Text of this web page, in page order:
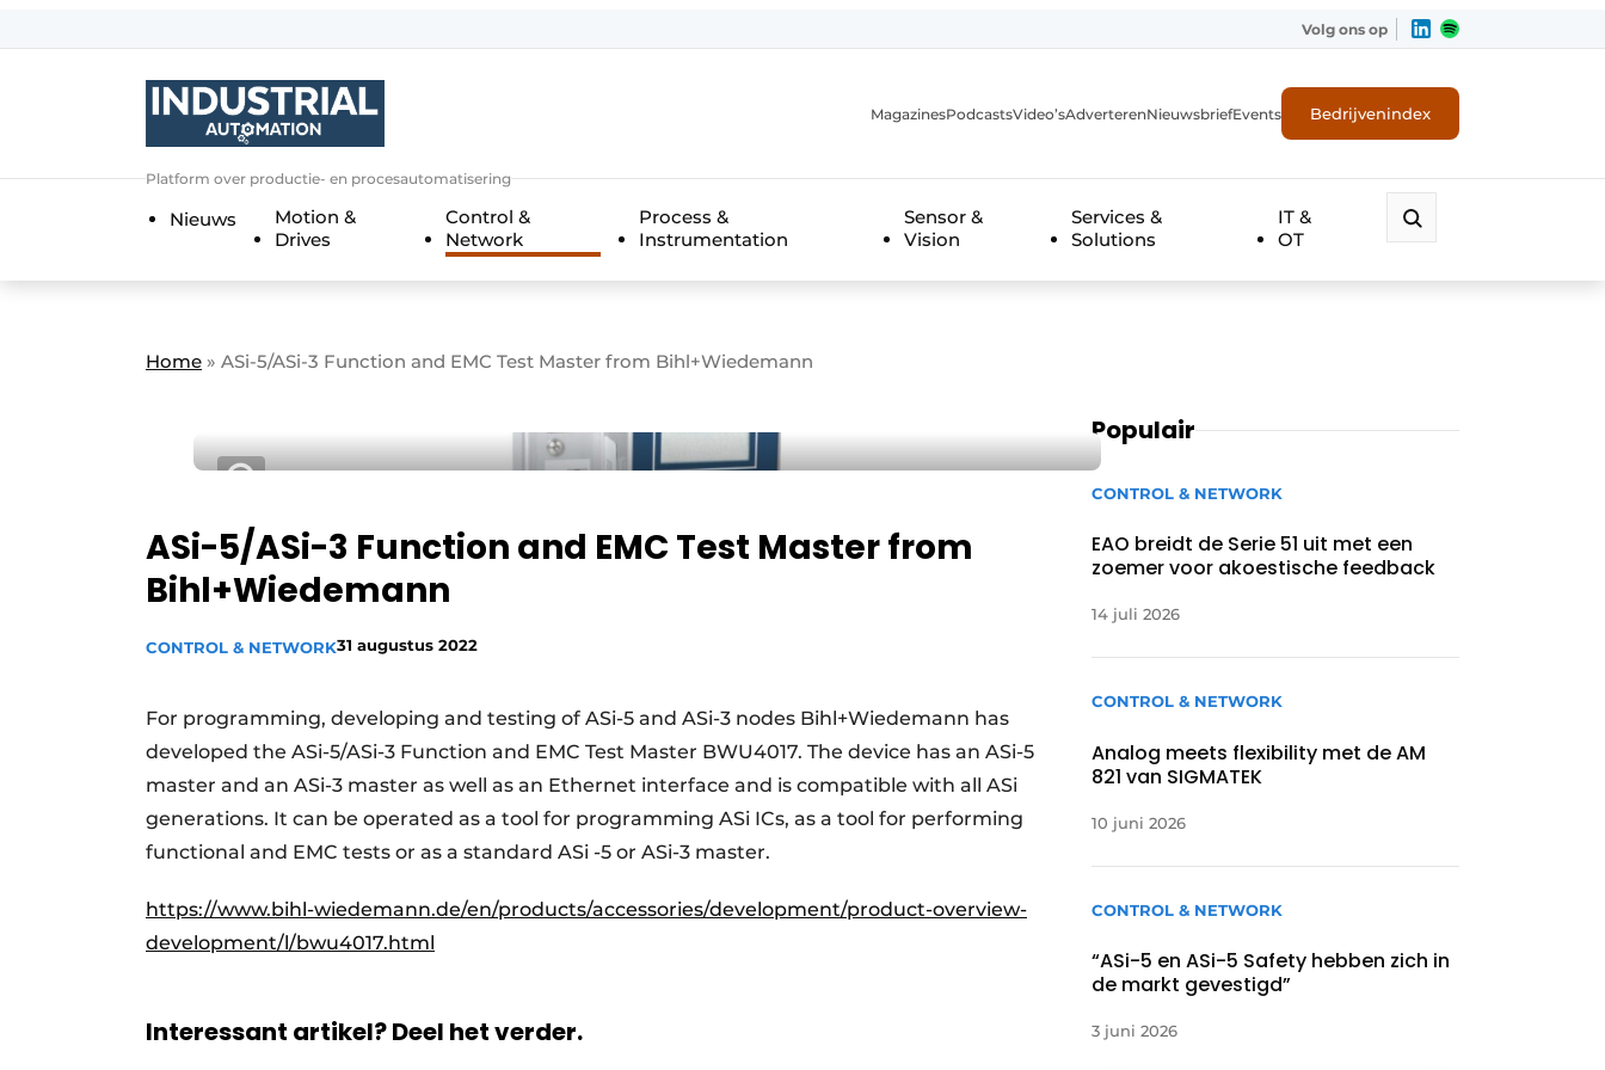
Algemene voorwaarden
Contact
Direct contact
Evenement aanmelden
Meest gelezen
Privacy / Cookie statement
Vacature aanmelden
Vacatures
Volg ons op
Platform over productie- en procesautomatisering
MagazinesPodcastsVideo’sAdverterenNieuwsbriefEvents Bedrijvenindex
Nieuws
Motion &
Drives
Control &
Network
Process &
Instrumentation
Sensor &
Vision
Services &
Solutions
IT &
OT
Home » ASi-5/ASi-3 Function and EMC Test Master from Bihl+Wiedemann
ASi-5/ASi-3 Function and EMC Test Master from
Bihl+Wiedemann
CONTROL & NETWORK31 augustus 2022
For programming, developing and testing of ASi-5 and ASi-3 nodes Bihl+Wiedemann has
developed the ASi-5/ASi-3 Function and EMC Test Master BWU4017. The device has an ASi-5
master and an ASi-3 master as well as an Ethernet interface and is compatible with all ASi
generations. It can be operated as a tool for programming ASi ICs, as a tool for performing
functional and EMC tests or as a standard ASi -5 or ASi-3 master.
https://www.bihl-wiedemann.de/en/products/accessories/development/product-overview-
development/l/bwu4017.html
Interessant artikel? Deel het verder.
Populair
CONTROL & NETWORK
EAO breidt de Serie 51 uit met een
zoemer voor akoestische feedback
14 juli 2026
CONTROL & NETWORK
Analog meets flexibility met de AM
821 van SIGMATEK
10 juni 2026
CONTROL & NETWORK
“ASi-5 en ASi-5 Safety hebben zich in
de markt gevestigd”
3 juni 2026